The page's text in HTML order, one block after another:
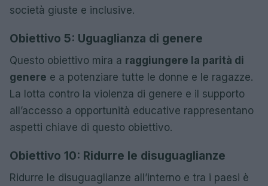
società giuste e inclusive.
Obiettivo 5: Uguaglianza di genere
Questo obiettivo mira a raggiungere la parità di
genere e a potenziare tutte le donne e le ragazze.
La lotta contro la violenza di genere e il supporto
all’accesso a opportunità educative rappresentano
aspetti chiave di questo obiettivo.
Obiettivo 10: Ridurre le disuguaglianze
Ridurre le disuguaglianze all’interno e tra i paesi è